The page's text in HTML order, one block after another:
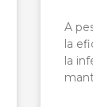
A
la
la